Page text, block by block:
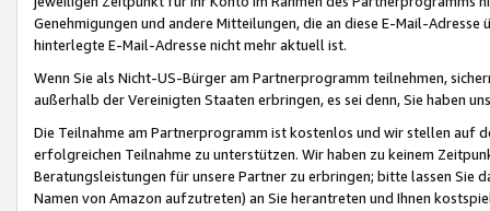
Genehmigungen und andere Mitteilungen, die an diese E-Mail-
hinterlegte E-Mail-Adresse nicht mehr aktuell ist.
Wenn Sie als Nicht-US-Bürger am Partnerprogramm teilnehmen,
außerhalb der Vereinigten Staaten erbringen, es sei denn, Sie haben
Die Teilnahme am Partnerprogramm ist kostenlos und wir stellen auf
erfolgreichen Teilnahme zu unterstützen. Wir haben zu keinem
Beratungsleistungen für unsere Partner zu erbringen; bitte lassen Sie
Namen von Amazon aufzutreten) an Sie herantreten und Ihnen